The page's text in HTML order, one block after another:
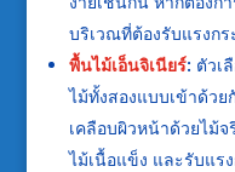
บริเวณที่ต้องรับแรงกร
พื้นไม้เอ็นจิเนียร์: ตัวเ
ไม้ทั้งสองแบบเข้าด้ว
เคลือบผิวหน้าด้วยไม้
ไม้เนื้อแข็ง และรับแร